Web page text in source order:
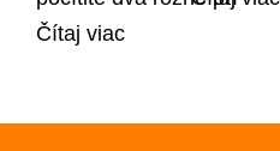
Čítaj viac